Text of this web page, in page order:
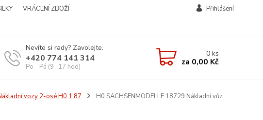
VRÁCENÍ ZBOŽÍ
Přihlášení
Nevíte si rady? Zavolejte.
+420 774 141 314
Po - Pá (9 -17 hod)
0ks
za 0,00 Kč
vozy 2-osé H0 1:87
H0 SACHSENMODELLE 18729 Nákladní vůz